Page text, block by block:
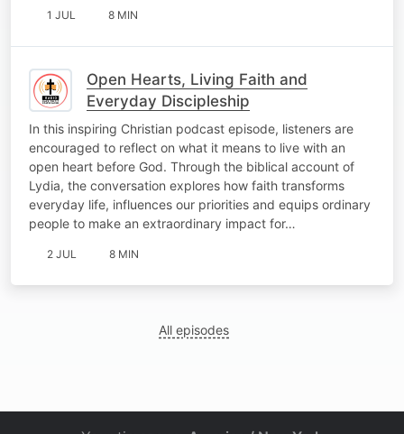
1 JUL 8 MIN
Open Hearts, Living Faith and
Everyday Discipleship
In this inspiring Christian podcast episode, listeners are
encouraged to reflect on what it means to live with an
open heart before God. Through the biblical account of
Lydia, the conversation explores how faith transforms
everyday life, influences our priorities and equips ordinary
people to make an extraordinary impact for…
2 JUL 8 MIN
All episodes